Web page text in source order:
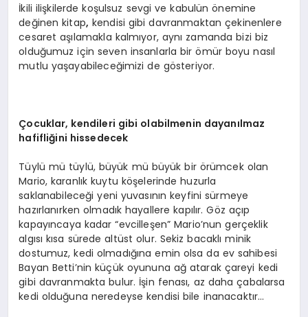
İkili ilişkilerde koşulsuz sevgi ve kabulün önemine
değinen kitap, kendisi gibi davranmaktan çekinenlere
cesaret aşılamakla kalmıyor, aynı zamanda bizi biz
olduğumuz için seven insanlarla bir ömür boyu nasıl
mutlu yaşayabileceğimizi de gösteriyor.
Çocuklar, kendileri gibi olabilmenin dayanılmaz
hafifliğini hissedecek
Tüylü mü tüylü, büyük mü büyük bir örümcek olan
Mario, karanlık kuytu köşelerinde huzurla
saklanabileceği yeni yuvasının keyfini sürmeye
hazırlanırken olmadık hayallere kapılır. Göz açıp
kapayıncaya kadar “evcilleşen” Mario’nun gerçeklik
algısı kısa sürede altüst olur. Sekiz bacaklı minik
dostumuz, kedi olmadığına emin olsa da ev sahibesi
Bayan Betti’nin küçük oyununa ağ atarak çareyi kedi
gibi davranmakta bulur. İşin fenası, az daha çabalarsa
kedi olduğuna neredeyse kendisi bile inanacaktır…